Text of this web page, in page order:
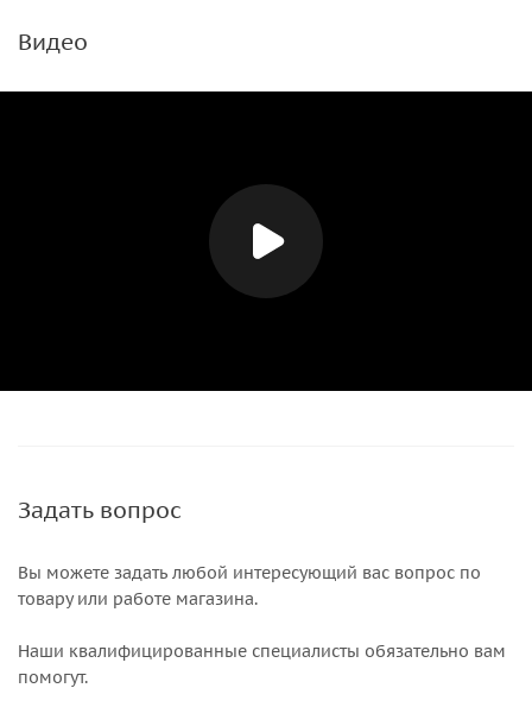
Видео
Задать вопрос
Вы можете задать любой интересующий вас вопрос по
товару или работе магазина.
Наши квалифицированные специалисты обязательно вам
помогут.